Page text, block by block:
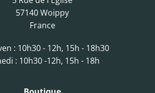
57140 Woippy
France
: 10h30 - 12h, 15h - 18h30
: 10h30 -12h, 15h - 18h